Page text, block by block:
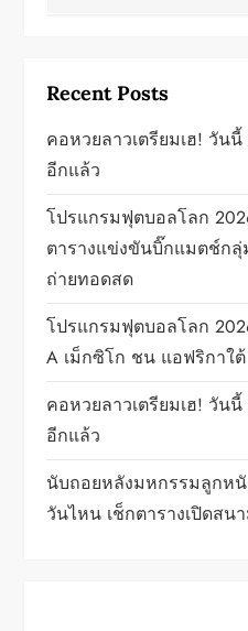
Recent Posts
คอหวยลาวเตรียมเฮ! วัน
อีกแล้ว
โปรแกรมฟุตบอลโลก
ตารางแข่งขันบิ๊กแมตช์ก
ถ่ายทอดสด
โปรแกรมฟุตบอลโลก
A เม็กซิโก ชน แอฟริกาใต้
คอหวยลาวเตรียมเฮ! วัน
อีกแล้ว
นับถอยหลังมหกรรมลูกห
วันไหน เช็กตารางเปิดสน